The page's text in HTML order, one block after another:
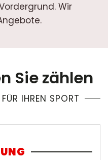
Wir
Sie zählen
IHREN SPORT